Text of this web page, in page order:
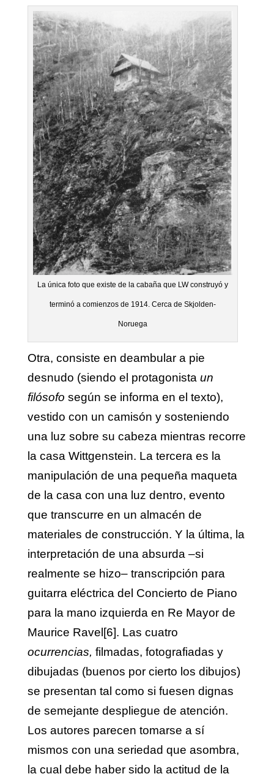
La única foto que existe de la cabaña que LW construyó y
terminó a comienzos de 1914. Cerca de Skjolden-
Noruega
Otra, consiste en deambular a pie
desnudo (siendo el protagonista un
filósofo según se informa en el texto),
vestido con un camisón y sosteniendo
una luz sobre su cabeza mientras recorre
la casa Wittgenstein. La tercera es la
manipulación de una pequeña maqueta
de la casa con una luz dentro, evento
que transcurre en un almacén de
materiales de construcción. Y la última, la
interpretación de una absurda –si
realmente se hizo– transcripción para
guitarra eléctrica del Concierto de Piano
para la mano izquierda en Re Mayor de
Maurice Ravel [6]. Las cuatro
ocurrencias, filmadas, fotografiadas y
dibujadas (buenos por cierto los dibujos)
se presentan tal como si fuesen dignas
de semejante despliegue de atención.
Los autores parecen tomarse a sí
mismos con una seriedad que asombra,
la cual debe haber sido la actitud de la